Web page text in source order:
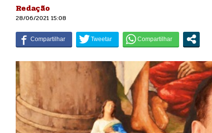
Redação
28/06/2021 15:08